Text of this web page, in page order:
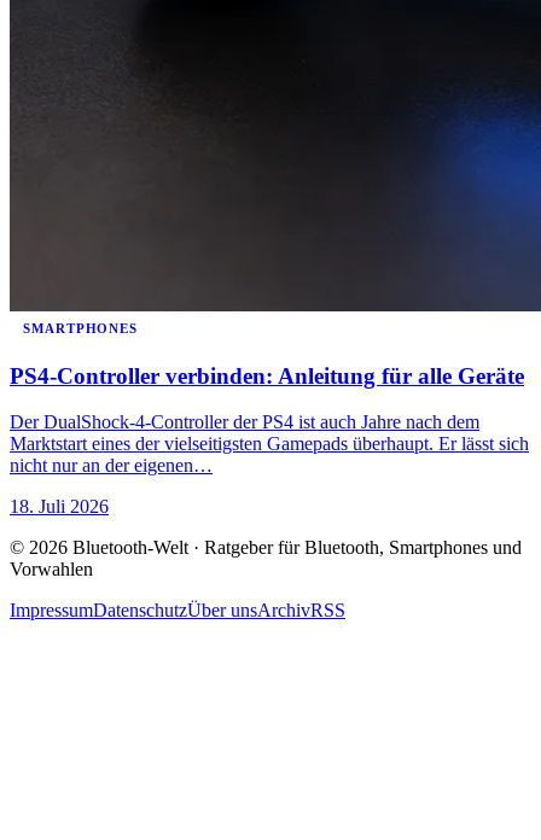
SMARTPHONES
PS4-Controller verbinden: Anleitung für alle Geräte
Der DualShock-4-Controller der PS4 ist auch Jahre nach dem
Marktstart eines der vielseitigsten Gamepads überhaupt. Er lässt sich
nicht nur an der eigenen…
18. Juli 2026
© 2026 Bluetooth-Welt · Ratgeber für Bluetooth, Smartphones und
Vorwahlen
ImpressumDatenschutzÜber unsArchivRSS